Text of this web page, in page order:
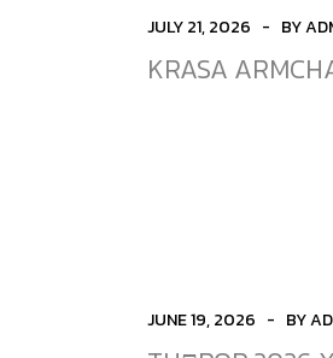
Coffee
Bed
JULY 21, 2026 BY
KRASA
JUNE 19, 2026 BY